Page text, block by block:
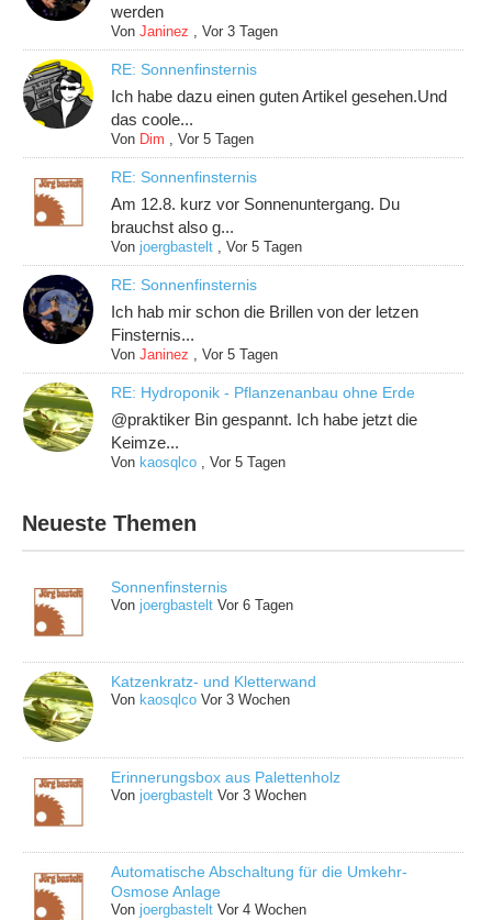
werden
VonJaninez ,Vor 3 Tagen
RE: Sonnenfinsternis
Ich habe dazu einen guten Artikel gesehen.Und
das coole...
Von Dim ,Vor 5 Tagen
RE: Sonnenfinsternis
Am 12.8. kurz vor Sonnenuntergang. Du
brauchst also g...
Vonjoergbastelt ,Vor 5 Tagen
RE: Sonnenfinsternis
Ich hab mir schon die Brillen von der letzen
Finsternis...
VonJaninez ,Vor 5 Tagen
RE: Hydroponik - Pflanzenanbau ohne Erde
@praktiker Bin gespannt. Ich habe jetzt die
Keimze...
Vonkaosqlco ,Vor 5 Tagen
Neueste Themen
Sonnenfinsternis
Vonjoergbastelt Vor 6 Tagen
Katzenkratz- und Kletterwand
Von kaosqlco Vor 3 Wochen
Erinnerungsbox aus Palettenholz
Vonjoergbastelt Vor 3 Wochen
Automatische Abschaltung für die Umkehr-
Osmose Anlage
Vonjoergbastelt Vor 4 Wochen